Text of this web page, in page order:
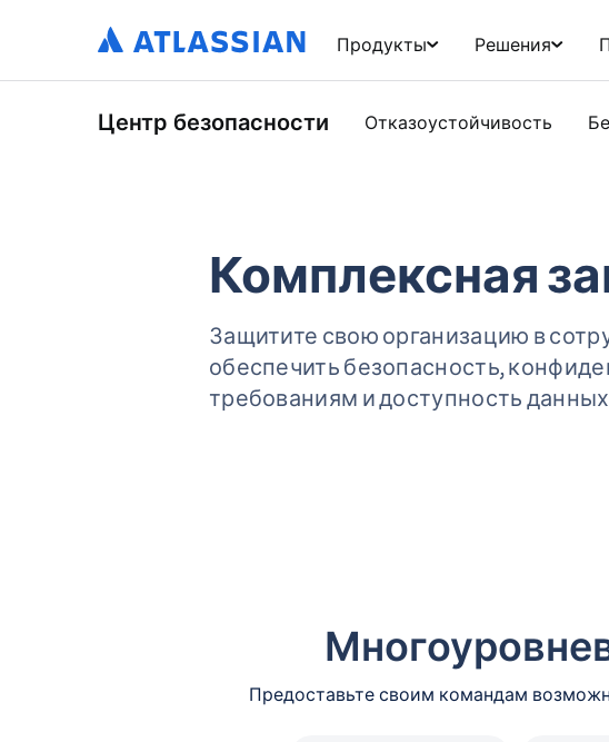
Продукты Решения
Центр безопасности Отказоустойчивость
Комплексная
Защитите свою организацию в
обеспечить безопасность,
требованиям и доступность
Предоставьте своим командам